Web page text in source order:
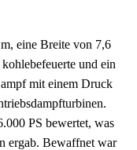
eine Breite von 7,6
und ein
mit einem Druck
PS bewertet, was
ergab. Bewaffnet war